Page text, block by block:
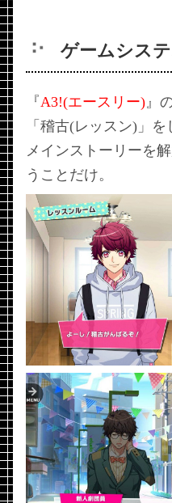
ゲームシス
『A3!(エースリー)』
「稽古(レッスン)」
メインストーリーを
うことだけ。